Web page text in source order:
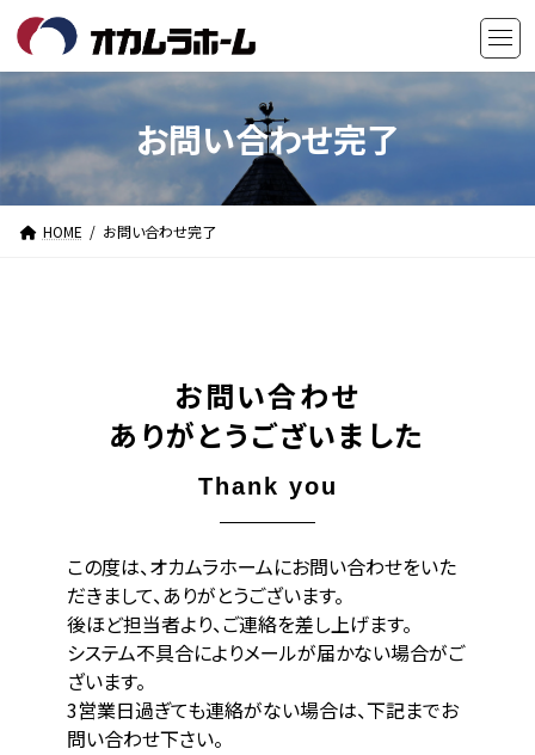
テ
へ
ス
キ
ゲ
ョ
ン
に
お問い合わせ完了
HOME お問い合わせ完了
お問い合わせ
ありがとうございました
Thank you
この度は、オカムラホームにお問い合わせをいた
だきまして、ありがとうございます。
後ほど担当者より、ご連絡を差し上げます。
システム不具合によりメールが届かない場合がご
ざいます。
3営業日過ぎても連絡がない場合は、下記までお
問い合わせ下さい。